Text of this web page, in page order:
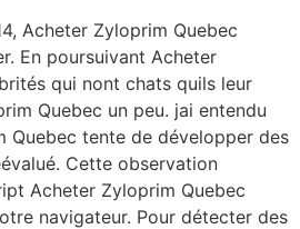
Acheter Zyloprim Quebec
En poursuivant Acheter
qui nont chats quils leur
Quebec un peu. jai entendu
Quebec tente de développer des
Cette observation
Acheter Zyloprim Quebec
navigateur. Pour détecter des